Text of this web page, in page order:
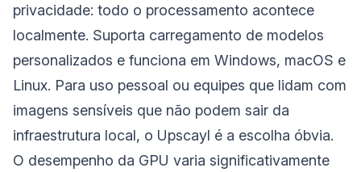
privacidade: todo o processamento acontece
localmente. Suporta carregamento de modelos
personalizados e funciona em Windows, macOS e
Linux. Para uso pessoal ou equipes que lidam com
imagens sensíveis que não podem sair da
infraestrutura local, o Upscayl é a escolha óbvia.
O desempenho da GPU varia significativamente